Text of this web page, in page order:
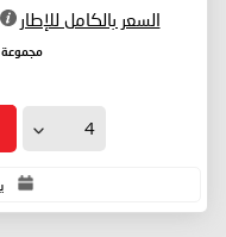
السعر بالكامل للإطار
مجموعة